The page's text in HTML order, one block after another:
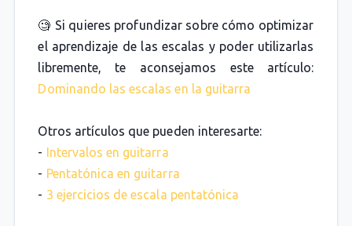
🧐 Si quieres profundizar sobre cómo optimizar
el aprendizaje de las escalas y poder utilizarlas
libremente, te aconsejamos este artículo:
Dominando las escalas en la guitarra
Otros artículos que pueden interesarte:
- Intervalos en guitarra
- Pentatónica en guitarra
- 3 ejercicios de escala pentatónica